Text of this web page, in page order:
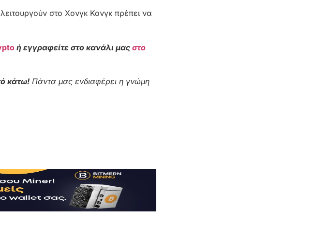
στο Χονγκ Κονγκ πρέπει να
ή εγγραφείτε στο κανάλι μας στο
κάτω! Πάντα μας ενδιαφέρει η γνώμη